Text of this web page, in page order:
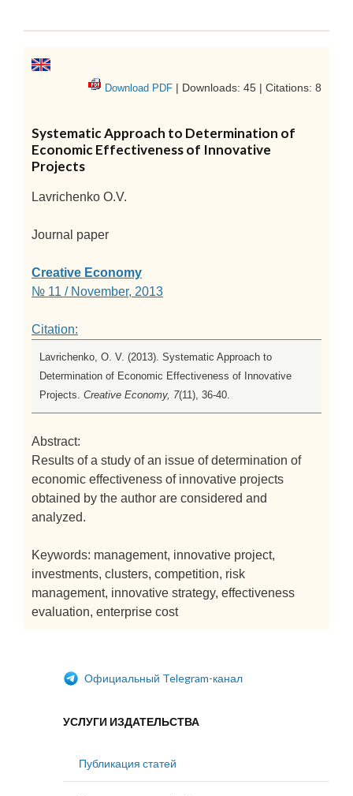
Download PDF | Downloads: 45 | Citations: 8
Systematic Approach to Determination of
Economic Effectiveness of Innovative
Projects
Lavrichenko O.V.
Journal paper
Creative Economy
№ 11 / November, 2013
Citation:
Lavrichenko, O. V. (2013). Systematic Approach to
Determination of Economic Effectiveness of Innovative
Projects. Creative Economy, 7(11), 36-40.
Abstract:
Results of a study of an issue of determination of
economic effectiveness of innovative projects
obtained by the author are considered and
analyzed.
Keywords: management, innovative project,
investments, clusters, competition, risk
management, innovative strategy, effectiveness
evaluation, enterprise cost
Официальный Telegram-канал
УСЛУГИ ИЗДАТЕЛЬСТВА
Публикация статей